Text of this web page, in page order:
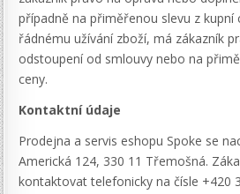
případně na přiměřenou slevu z kupní
řádnému užívání zboží, má zákazník
odstoupení od smlouvy nebo na
ceny.
Kontaktní údaje
Prodejna a servis eshopu Spoke se
Americká 124, 330 11 Třemošná.
kontaktovat telefonicky na čísle +420